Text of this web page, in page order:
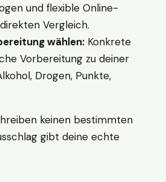
und flexible Online-
Vergleich.
wählen: Konkrete
Vorbereitung zu deiner
Drogen, Punkte,
keinen bestimmten
gibt deine echte